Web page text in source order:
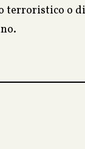
terroristico o
agente